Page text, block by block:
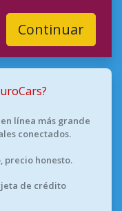
Continuar
línea más grande
conectados.
precio honesto.
de crédito